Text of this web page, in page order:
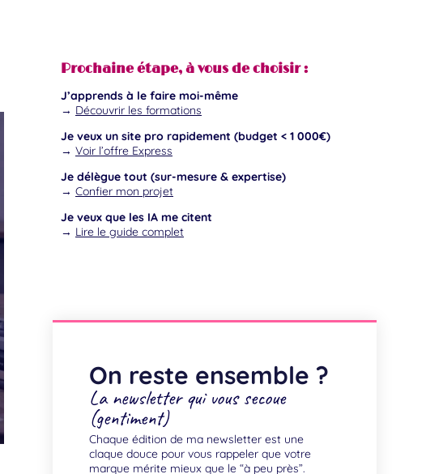
Prochaine étape, à vous de choisir :
J’apprends à le faire moi-même
→ Découvrir les formations
Je veux un site pro rapidement (budget < 1 000€)
→ Voir l’offre Express
Je délègue tout (sur-mesure & expertise)
→ Confier mon projet
Je veux que les IA me citent
→ Lire le guide complet
On reste ensemble ?
La newsletter qui vous secoue
(gentiment)
Chaque édition de ma newsletter est une
claque douce pour vous rappeler que votre
marque mérite mieux que le “à peu près”.